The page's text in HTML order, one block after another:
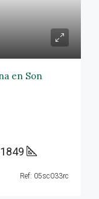
en Son
Ref: 05sc033rc